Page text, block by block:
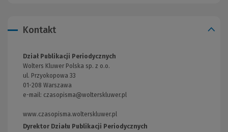
Kontakt
Dział Publikacji Periodycznych
Wolters Kluwer Polska sp. z o.o.
ul. Przyokopowa 33
01-208 Warszawa
e-mail: czasopisma@wolterskluwer.pl
www.czasopisma.wolterskluwer.pl
do
Dyrektor Działu Publikacji Periodycznych